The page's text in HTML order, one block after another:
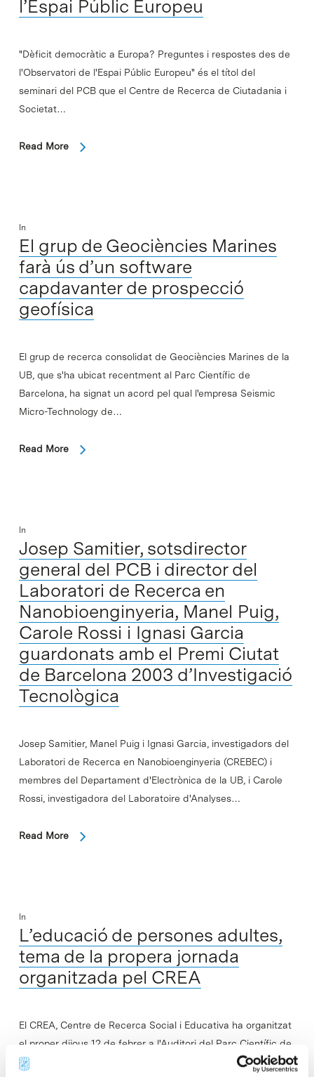
l’Espai Públic Europeu
"Dèficit democràtic a Europa? Preguntes i respostes des de
l'Observatori de l'Espai Públic Europeu" és el títol del
seminari del PCB que el Centre de Recerca de Ciutadania i
Societat…
Read More
In
El grup de Geociències Marines
farà ús d’un software
capdavanter de prospecció
geofísica
El grup de recerca consolidat de Geociències Marines de la
UB, que s'ha ubicat recentment al Parc Científic de
Barcelona, ha signat un acord pel qual l'empresa Seismic
Micro-Technology de…
Read More
In
Josep Samitier, sotsdirector
general del PCB i director del
Laboratori de Recerca en
Nanobioenginyeria, Manel Puig,
Carole Rossi i Ignasi Garcia
guardonats amb el Premi Ciutat
de Barcelona 2003 d’Investigació
Tecnològica
Josep Samitier, Manel Puig i Ignasi Garcia, investigadors del
Laboratori de Recerca en Nanobioenginyeria (CREBEC) i
membres del Departament d'Electrònica de la UB, i Carole
Rossi, investigadora del Laboratoire d'Analyses…
Read More
In
L’educació de persones adultes,
tema de la propera jornada
organitzada pel CREA
El CREA, Centre de Recerca Social i Educativa ha organitzat
el proper dijous 12 de febrer a l'Auditori del Parc Científic de
Barcelona la jornada "L'educació de persones adultes als…